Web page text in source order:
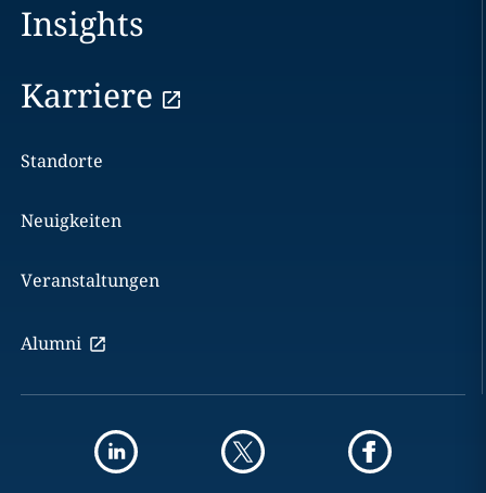
Insights
Karriere
Standorte
Neuigkeiten
Veranstaltungen
Alumni